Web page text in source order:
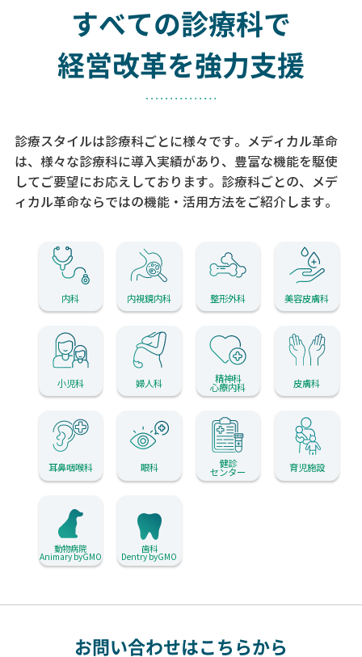
すべての診療科で
経営改革を強力支援
診療スタイルは診療科ごとに様々です。メディカル革命
は、様々な診療科に導入実績があり、 豊富な機能を駆使
してご要望にお応えしております。 診療科ごとの、メデ
ィカル革命ならではの機能・活用方法をご紹介します。
内科 内視鏡内科 整形外科 美容皮膚科
小児科 婦人科 精神科
心療内科 皮膚科
耳鼻咽喉科 眼科 健診
センター 育児施設
動物病院
Animary byGMO
歯科
Dentry byGMO
お問い合わせはこちらから